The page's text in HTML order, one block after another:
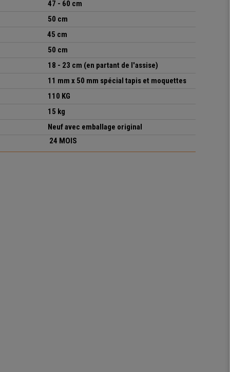
47 - 60 cm
50 cm
45 cm
50 cm
18 - 23 cm (en partant de l'assise)
11 mm x 50 mm spécial tapis et moquettes
110 KG
15 kg
Neuf avec emballage original
24 MOIS